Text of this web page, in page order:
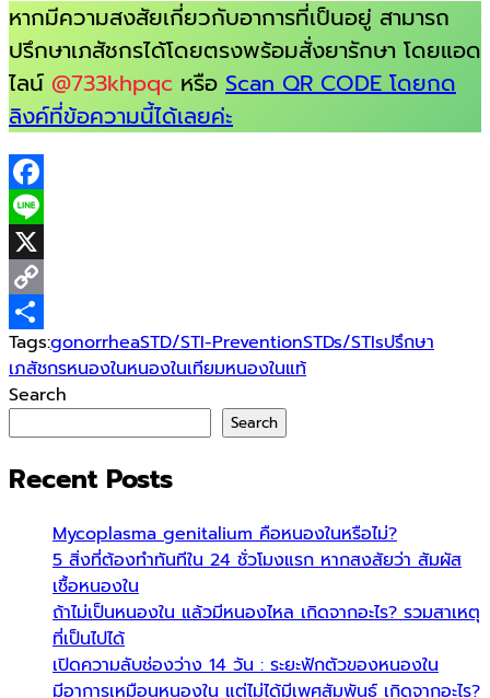
หากมีความสงสัยเกี่ยวกับอาการที่เป็นอยู่ สามารถ
ปรึกษาเภสัชกรได้โดยตรงพร้อมสั่งยารักษา โดยแอด
ไลน์ @733khpqc หรือ Scan QR CODE โดยกด
ลิงค์ที่ข้อความนี้ได้เลยค่ะ
Facebook
Line
X
Copy
Link
Share
Tags:gonorrheaSTD/STI-PreventionSTDs/STIsปรึกษา
เภสัชกรหนองในหนองในเทียมหนองในแท้
Search
Search
Recent Posts
Mycoplasma genitalium คือหนองในหรือไม่?
5 สิ่งที่ต้องทำทันทีใน 24 ชั่วโมงแรก หากสงสัยว่า สัมผัส
เชื้อหนองใน
ถ้าไม่เป็นหนองใน แล้วมีหนองไหล เกิดจากอะไร? รวมสาเหตุ
ที่เป็นไปได้
เปิดความลับช่องว่าง 14 วัน : ระยะฟักตัวของหนองใน
มีอาการเหมือนหนองใน แต่ไม่ได้มีเพศสัมพันธ์ เกิดจากอะไร?